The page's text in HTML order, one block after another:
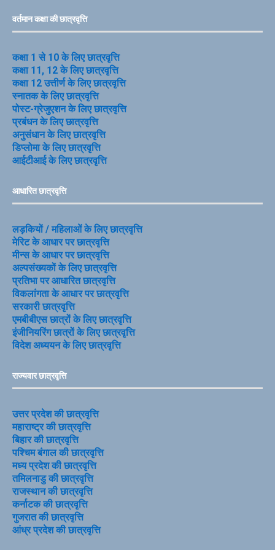
वर्तमान कक्षा की छात्रवृत्ति
कक्षा 1 से 10 के लिए छात्रवृत्ति
कक्षा 11, 12 के लिए छात्रवृत्ति
कक्षा 12 उत्तीर्ण के लिए छात्रवृत्ति
स्नातक के लिए छात्रवृत्ति
पोस्ट-ग्रेजुएशन के लिए छात्रवृत्ति
प्रबंधन के लिए छात्रवृत्ति
अनुसंधान के लिए छात्रवृत्ति
डिप्लोमा के लिए छात्रवृत्ति
आईटीआई के लिए छात्रवृत्ति
आधारित छात्रवृत्ति
लड़कियों / महिलाओं के लिए छात्रवृत्ति
मेरिट के आधार पर छात्रवृत्ति
मीन्स के आधार पर छात्रवृत्ति
अल्पसंख्यकों के लिए छात्रवृत्ति
प्रतिभा पर आधारित छात्रवृत्ति
विकलांगता के आधार पर छात्रवृत्ति
सरकारी छात्रवृत्ति
एमबीबीएस छात्रों के लिए छात्रवृत्ति
इंजीनियरिंग छात्रों के लिए छात्रवृत्ति
विदेश अध्ययन के लिए छात्रवृत्ति
राज्यवार छात्रवृत्ति
उत्तर प्रदेश की छात्रवृत्ति
महाराष्ट्र की छात्रवृत्ति
बिहार की छात्रवृत्ति
पश्चिम बंगाल की छात्रवृत्ति
मध्य प्रदेश की छात्रवृत्ति
तमिलनाडु की छात्रवृत्ति
राजस्थान की छात्रवृत्ति
कर्नाटक की छात्रवृत्ति
गुजरात की छात्रवृत्ति
आंध्र प्रदेश की छात्रवृत्ति